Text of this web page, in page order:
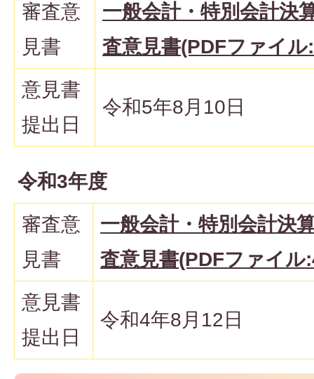
審査意
見書
一般会計・特別会計決
査意見書(PDFファイル
意見書
提出日
令和5年8月10日
令和3年度
審査意
見書
一般会計・特別会計決
査意見書(PDFファイル
意見書
提出日
令和4年8月12日